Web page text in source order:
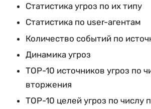
Статистика угроз по их типу
Статистика по user-агентам
Количество событий по
Динамика угроз
TOP-10 источников угроз по
вторжения
TOP-10 целей угроз по числу